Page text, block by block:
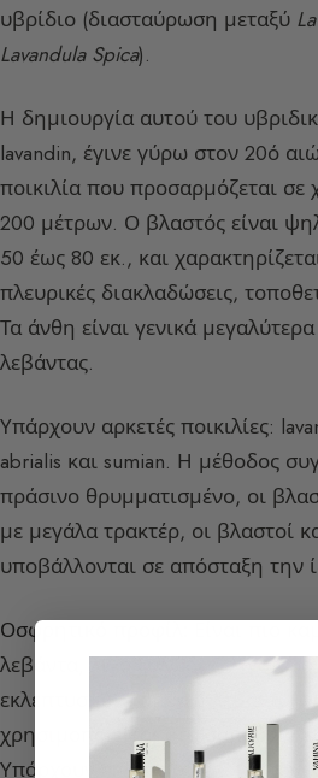
υβρίδιο (διασταύρωση μεταξύ
Lavandula Spica).
Η δημιουργία αυτού του
lavandin, έγινε γύρω στον 20ό
ποικιλία που προσαρμόζεται
200 μέτρων. Ο βλαστός είναι
50 έως 80 εκ., και
πλευρικές διακλαδώσεις,
Τα άνθη είναι γενικά
λεβάντας.
Υπάρχουν αρκετές ποικιλίες:
abrialis και sumian. Η μέθοδος
πράσινο θρυμματισμένο, οι
με μεγάλα τρακτέρ, οι βλαστοί
υποβάλλονται σε απόσταξη την
Οσφρητικό προφίλ:Είναι πιο
λεβάντα, λίγο ξυλώδες,
εκλεπτυσμένο από τη λεβάντα,
χρησιμοποιείται στα σαπούνια
Υπάρχουν επίσης στις ίδιες